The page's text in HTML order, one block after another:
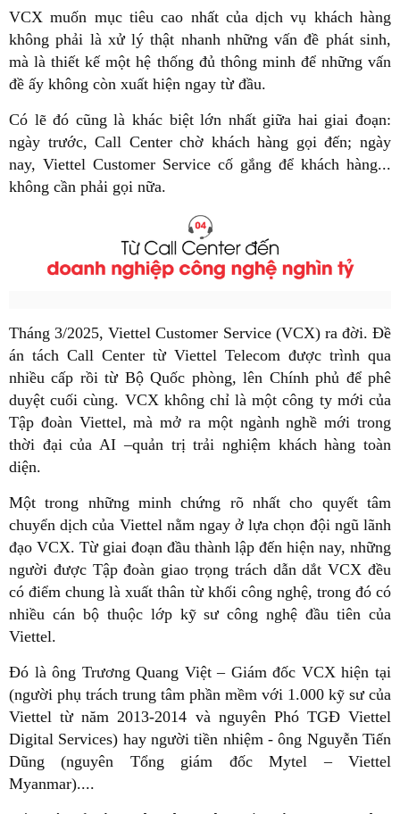
VCX muốn mục tiêu cao nhất của dịch vụ khách hàng
không phải là xử lý thật nhanh những vấn đề phát sinh,
mà là thiết kế một hệ thống đủ thông minh để những vấn
đề ấy không còn xuất hiện ngay từ đầu.
Có lẽ đó cũng là khác biệt lớn nhất giữa hai giai đoạn:
ngày trước, Call Center chờ khách hàng gọi đến; ngày
nay, Viettel Customer Service cố gắng để khách hàng...
không cần phải gọi nữa.
Tháng 3/2025, Viettel Customer Service (VCX) ra đời. Đề
án tách Call Center từ Viettel Telecom được trình qua
nhiều cấp rồi từ Bộ Quốc phòng, lên Chính phủ để phê
duyệt cuối cùng. VCX không chỉ là một công ty mới của
Tập đoàn Viettel, mà mở ra một ngành nghề mới trong
thời đại của AI –quản trị trải nghiệm khách hàng toàn
diện.
Một trong những minh chứng rõ nhất cho quyết tâm
chuyển dịch của Viettel nằm ngay ở lựa chọn đội ngũ lãnh
đạo VCX. Từ giai đoạn đầu thành lập đến hiện nay, những
người được Tập đoàn giao trọng trách dẫn dắt VCX đều
có điểm chung là xuất thân từ khối công nghệ, trong đó có
nhiều cán bộ thuộc lớp kỹ sư công nghệ đầu tiên của
Viettel.
Đó là ông Trương Quang Việt – Giám đốc VCX hiện tại
(người phụ trách trung tâm phần mềm với 1.000 kỹ sư của
Viettel từ năm 2013-2014 và nguyên Phó TGĐ Viettel
Digital Services) hay người tiền nhiệm - ông Nguyễn Tiến
Dũng (nguyên Tổng giám đốc Mytel – Viettel
Myanmar)....